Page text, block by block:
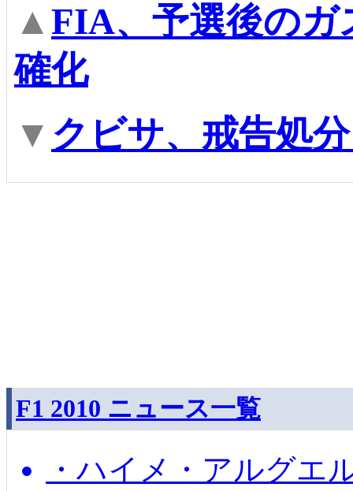
▲FIA、予選後のガ
確化
▼ クビサ、戒告処
F1 2010 ニュース一覧
・ハイメ・アルグエ